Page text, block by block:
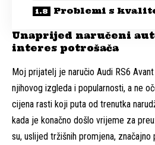
Problemi s
Unaprijed naručeni
interes potrošača
Moj prijatelj je naručio Audi RS6
njihovog izgleda i popularnosti, a ne
cijena rasti koji puta od trenutka
kada je konačno došlo vrijeme za
su, uslijed tržišnih promjena, značajno